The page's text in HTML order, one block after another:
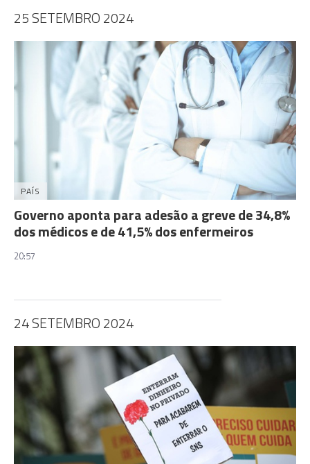
25 SETEMBRO 2024
PAÍS
Governo aponta para adesão a greve de 34,8%
dos médicos e de 41,5% dos enfermeiros
20:57
24 SETEMBRO 2024